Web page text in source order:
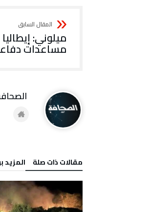
ميلوني:
مساعدات
‫مقالات ذات صلة‬ ‫‫المزيد بواسطة‬